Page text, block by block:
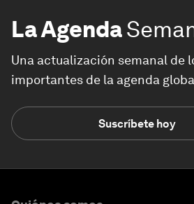
La Agenda
Una actualización semanal de
importantes de la agenda
Suscríbete hoy